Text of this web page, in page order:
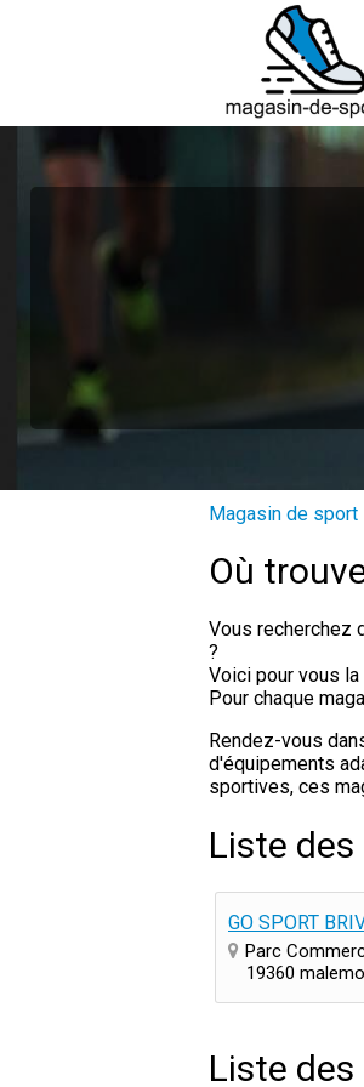
Magasin de sport
Où
Vous recherchez
?
Voici pour vous
Pour chaque
Rendez-vous
d'équipements
sportives, ces
Liste
GO SPORT
Parc
19360
Liste